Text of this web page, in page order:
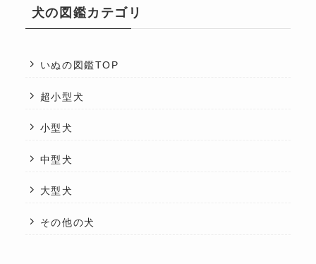
犬の図鑑カテゴリ
いぬの図鑑TOP
超小型犬
小型犬
中型犬
大型犬
その他の犬